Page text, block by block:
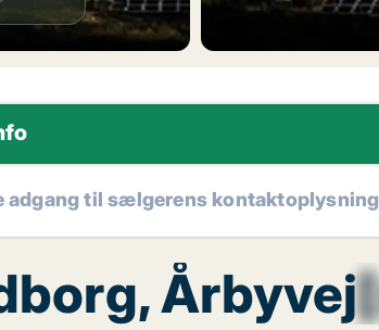
adgang til sælgerens
Årbyvej